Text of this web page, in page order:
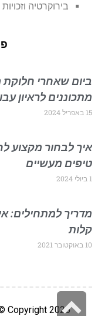
בירוקרטיה וזכויות
ביום שאחרי חלוקת
מתכוננים לראיון
15 באפריל 2024
איך לבחור מקצוע
טיפים מעשיים
1 ביולי 2024
מדריך למתחילים:
קלות
10 באוקטובר 2021
Copyright 2026 © אתר https://leader-college.co.il/
גלילה